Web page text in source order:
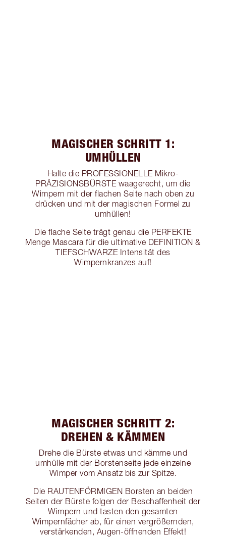
MAGISCHER SCHRITT 1:
UMHÜLLEN
Halte die PROFESSIONELLE Mikro-
PRÄZISIONSBÜRSTE waagerecht, um die
Wimpern mit der flachen Seite nach oben zu
drücken und mit der magischen Formel zu
umhüllen!
Die flache Seite trägt genau die PERFEKTE
Menge Mascara für die ultimative DEFINITION &
TIEFSCHWARZE Intensität des
Wimpernkranzes auf!
MAGISCHER SCHRITT 2:
DREHEN & KÄMMEN
Drehe die Bürste etwas und kämme und
umhülle mit der Borstenseite jede einzelne
Wimper vom Ansatz bis zur Spitze.
Die RAUTENFÖRMIGEN Borsten an beiden
Seiten der Bürste folgen der Beschaffenheit der
Wimpern und tasten den gesamten
Wimpernfächer ab, für einen vergrößernden,
verstärkenden, Augen-öffnenden Effekt!